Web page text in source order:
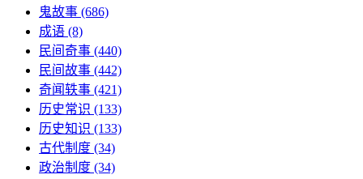
鬼故事 (686)
成语 (8)
民间奇事 (440)
民间故事 (442)
奇闻轶事 (421)
历史常识 (133)
历史知识 (133)
古代制度 (34)
政治制度 (34)